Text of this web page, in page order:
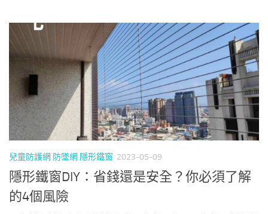
兒童防護網 防墜網 隱形鐵窗 2023-05-09
隱形鐵窗DIY：省錢還是安全？你必須了解
的4個風險